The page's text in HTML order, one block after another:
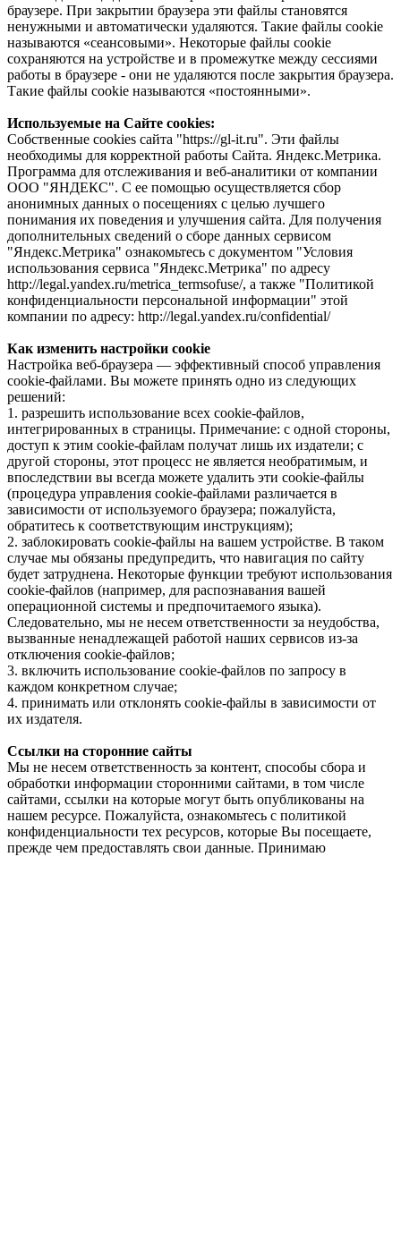
браузере. При закрытии браузера эти файлы становятся
ненужными и автоматически удаляются. Такие файлы cookie
называются «сеансовыми». Некоторые файлы cookie
сохраняются на устройстве и в промежутке между сессиями
работы в браузере - они не удаляются после закрытия браузера.
Такие файлы cookie называются «постоянными».
Используемые на Сайте cookies:
Собственные cookies сайта "https://gl-it.ru". Эти файлы
необходимы для корректной работы Сайта. Яндекс.Метрика.
Программа для отслеживания и веб-аналитики от компании
ООО "ЯНДЕКС". С ее помощью осуществляется сбор
анонимных данных о посещениях с целью лучшего
понимания их поведения и улучшения сайта. Для получения
дополнительных сведений о сборе данных сервисом
"Яндекс.Метрика" ознакомьтесь с документом "Условия
использования сервиса "Яндекс.Метрика" по адресу
http://legal.yandex.ru/metrica_termsofuse/, а также "Политикой
конфиденциальности персональной информации" этой
компании по адресу: http://legal.yandex.ru/confidential/
Как изменить настройки cookie
Настройка веб-браузера — эффективный способ управления
cookie-файлами. Вы можете принять одно из следующих
решений:
1. разрешить использование всех cookie-файлов,
интегрированных в страницы. Примечание: с одной стороны,
доступ к этим cookie-файлам получат лишь их издатели; с
другой стороны, этот процесс не является необратимым, и
впоследствии вы всегда можете удалить эти cookie-файлы
(процедура управления cookie-файлами различается в
зависимости от используемого браузера; пожалуйста,
обратитесь к соответствующим инструкциям);
2. заблокировать cookie-файлы на вашем устройстве. В таком
случае мы обязаны предупредить, что навигация по сайту
будет затруднена. Некоторые функции требуют использования
cookie-файлов (например, для распознавания вашей
операционной системы и предпочитаемого языка).
Следовательно, мы не несем ответственности за неудобства,
вызванные ненадлежащей работой наших сервисов из-за
отключения cookie-файлов;
3. включить использование cookie-файлов по запросу в
каждом конкретном случае;
4. принимать или отклонять cookie-файлы в зависимости от
их издателя.
Ссылки на сторонние сайты
Мы не несем ответственность за контент, способы сбора и
обработки информации сторонними сайтами, в том числе
сайтами, ссылки на которые могут быть опубликованы на
нашем ресурсе. Пожалуйста, ознакомьтесь с политикой
конфиденциальности тех ресурсов, которые Вы посещаете,
прежде чем предоставлять свои данные. Принимаю